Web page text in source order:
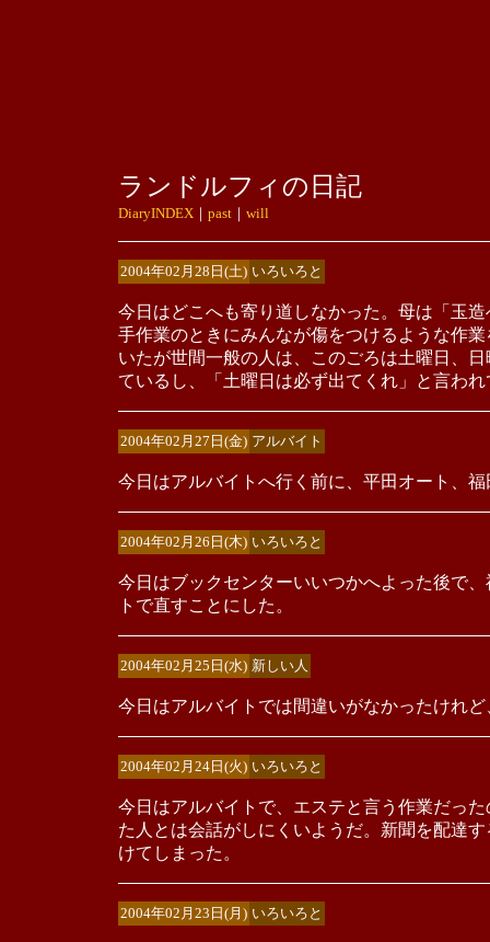
ランドルフィの日記
DiaryINDEX｜ past｜ will
2004年02月28日(土) いろいろと
今日はどこへも寄り道しなかった。母は「玉
手作業のときにみんなが傷をつけるような作
いたが世間一般の人は、このごろは土曜日、
ているし、「土曜日は必ず出てくれ」と言わ
2004年02月27日(金) アルバイト
今日はアルバイトへ行く前に、平田オート、
2004年02月26日(木) いろいろと
今日はブックセンターいいつかへよった後で
トで直すことにした。
2004年02月25日(水) 新しい人
今日はアルバイトでは間違いがなかったけれ
2004年02月24日(火) いろいろと
今日はアルバイトで、エステと言う作業だっ
た人とは会話がしにくいようだ。新聞を配達
けてしまった。
2004年02月23日(月) いろいろと